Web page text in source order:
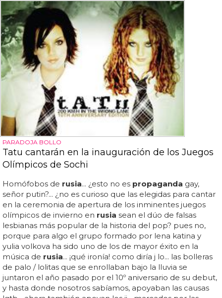
PARADOJA BOLLO
Tatu cantarán en la inauguración de los Juegos
Olímpicos de Sochi
Homófobos de rusia... ¿esto no es propaganda gay,
señor putin?... ¿no es curioso que las elegidas para cantar
en la ceremonia de apertura de los inminentes juegos
olímpicos de invierno en rusia sean el dúo de falsas
lesbianas más popular de la historia del pop? pues no,
porque para algo el grupo formado por lena katina y
yulia volkova ha sido uno de los de mayor éxito en la
música de rusia... ¡qué ironía! como diría j lo... las bolleras
de palo / lolitas que se enrollaban bajo la lluvia se
juntaron el año pasado por el 10º aniversario de su debut,
y hasta donde nosotros sabíamos, apoyaban las causas